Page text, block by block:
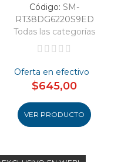
Código: SM-
RT38DG6220S9ED
Todas las categorías
Oferta en efectivo
$645,00
VER PRODUCTO